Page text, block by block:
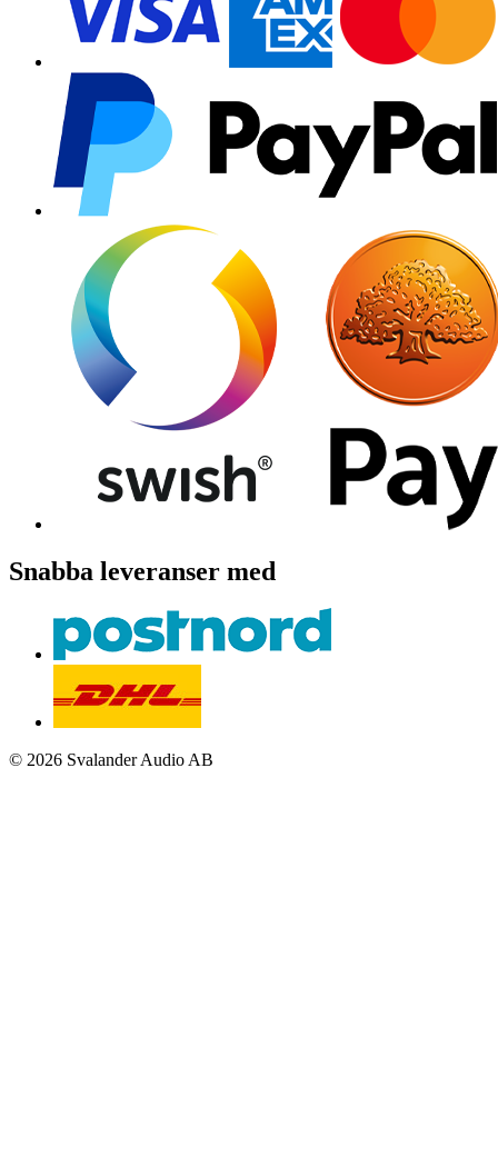
Snabba leveranser med
© 2026 Svalander Audio AB